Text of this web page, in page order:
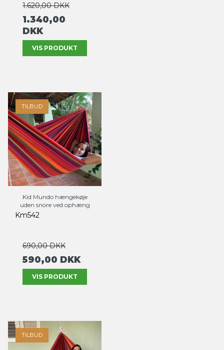
1.620,00 DKK
1.340,00
DKK
VIS PRODUKT
TILBUD
Kid Mundo hængekøje
uden snore ved ophæng
Km542
690,00 DKK
590,00 DKK
VIS PRODUKT
TILBUD